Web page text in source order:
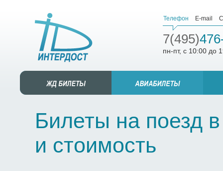
Телефон E-mail
7(495)
пн-пт, с 10:00 до
Билеты на поезд
и стоимость